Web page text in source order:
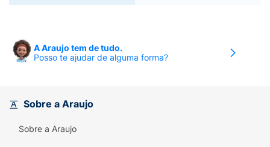
A Araujo tem de tudo.
Posso te ajudar de alguma forma?
Sobre a Araujo
Sobre a Araujo